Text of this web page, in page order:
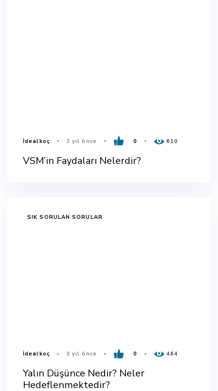
İdealkoç 3 yıl önce 0 610
VSM’in Faydaları Nelerdir?
TAGS
SIK SORULAN SORULAR
İdealkoç 3 yıl önce 0 464
Yalın Düşünce Nedir? Neler
Hedeflenmektedir?